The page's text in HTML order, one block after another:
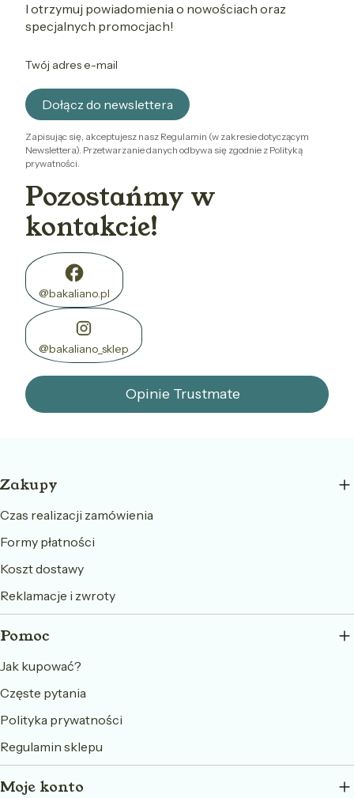
I otrzymuj powiadomienia o nowościach oraz
specjalnych promocjach!
Twój adres e-mail
Dołącz do newslettera
Zapisując się, akceptujesz nasz Regulamin (w zakresie dotyczącym
Newslettera). Przetwarzanie danych odbywa się zgodnie z Polityką
prywatności.
Pozostańmy w
kontakcie!
@bakaliano.pl
@bakaliano_sklep
Opinie Trustmate
Linki w stopce
Zakupy
Czas realizacji zamówienia
Formy płatności
Koszt dostawy
Reklamacje i zwroty
Pomoc
Jak kupować?
Częste pytania
Polityka prywatności
Regulamin sklepu
Moje konto